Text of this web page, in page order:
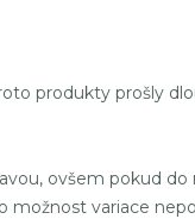
produkty prošly
ovšem pokud do
možnost variace